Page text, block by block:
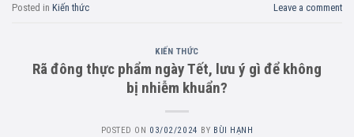
Posted in Kiến thức Leave a comment
KIẾN THỨC
Rã đông thực phẩm ngày Tết, lưu ý gì để không
bị nhiễm khuẩn?
POSTED ON 03/02/2024 BY BÙI HẠNH